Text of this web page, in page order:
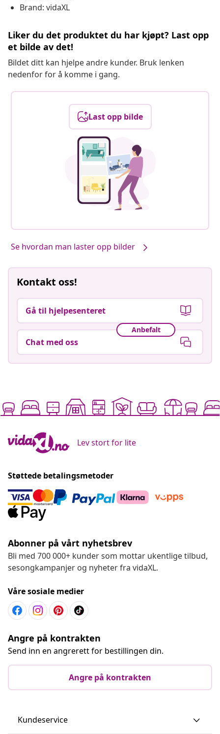
Brand: vidaXL
Liker du det produktet du har kjøpt? Last opp
et bilde av det!
Bildet ditt kan hjelpe andre kunder. Bruk lenken
nedenfor for å komme i gang.
Last opp bilde
Se hvordan man laster opp bilder
Kontakt oss!
Gå til hjelpesenteret
Anbefalt
Chat med oss
Lev stort for lite
Støttede betalingsmetoder
Abonner på vårt nyhetsbrev
Bli med 700 000+ kunder som mottar ukentlige tilbud,
sesongkampanjer og nyheter fra vidaXL.
Våre sosiale medier
Angre på kontrakten
Send inn en angrerett for bestillingen din.
Angre på kontrakten
Kundeservice